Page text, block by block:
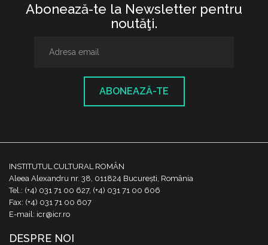
Abonează-te la Newsletter pentru
noutăţi.
ABONEAZĂ-TE
INSTITUTUL CULTURAL ROMÂN
Aleea Alexandru nr. 38, 011824 București, România
Tel.: (+4) 031 71 00 627, (+4) 031 71 00 606
Fax: (+4) 031 71 00 607
E-mail: icr@icr.ro
DESPRE NOI